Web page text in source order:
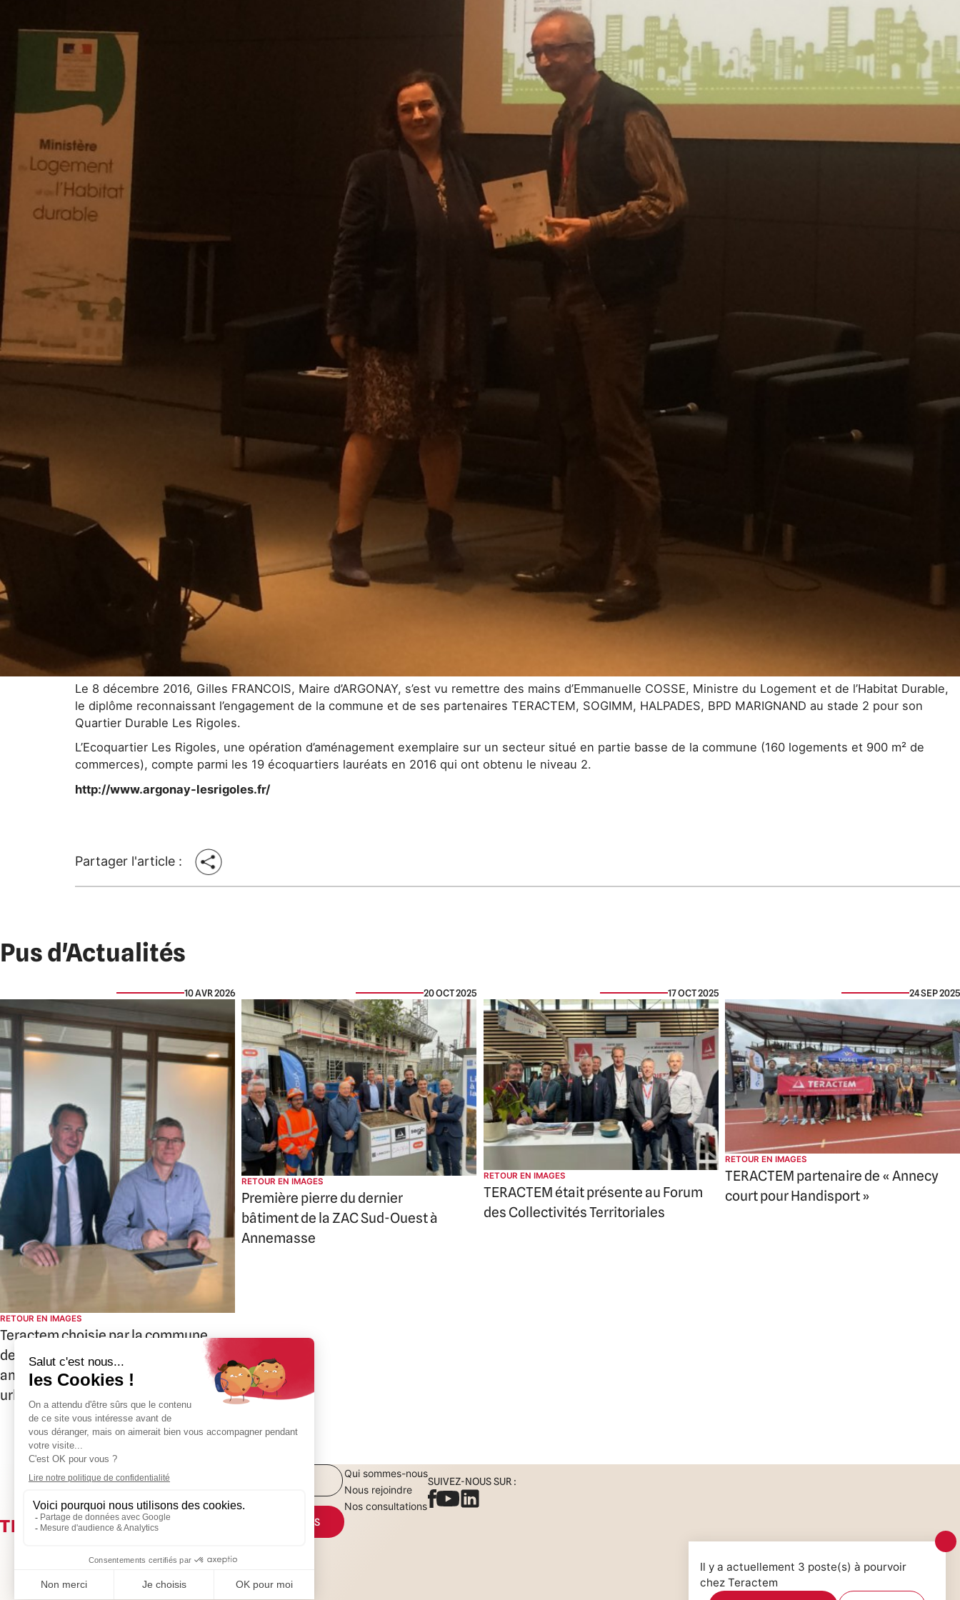
Le 8 décembre 2016, Gilles FRANCOIS, Maire d’ARGONAY, s’est vu remettre des mains d’Emmanuelle COSSE, Ministre du Logement et de l’Habitat Durable,
le diplôme reconnaissant l’engagement de la commune et de ses partenaires TERACTEM, SOGIMM, HALPADES, BPD MARIGNAND au stade 2 pour son
Quartier Durable Les Rigoles.
L’Ecoquartier Les Rigoles, une opération d’aménagement exemplaire sur un secteur situé en partie basse de la commune (160 logements et 900 m² de
commerces), compte parmi les 19 écoquartiers lauréats en 2016 qui ont obtenu le niveau 2.
http://www.argonay-lesrigoles.fr/
Partager l'article :
Pus d'Actualités
10 AVR 2026
RETOUR EN IMAGES
Teractem choisie par la commune
de Gaillard pour un projet
ambitieux de restructuration
urbaine
20 OCT 2025
RETOUR EN IMAGES
Première pierre du dernier
bâtiment de la ZAC Sud-Ouest à
Annemasse
17 OCT 2025
RETOUR EN IMAGES
TERACTEM était présente au Forum
des Collectivités Territoriales
24 SEP 2025
RETOUR EN IMAGES
TERACTEM partenaire de « Annecy
court pour Handisport »
Teractem
CS 40528
74014 ANNECY Cedex
+33(0)4 50 08 31
CONTACTEZ-NOUS
Qui sommes-nous
Nous rejoindre
Nos consultations
SUIVEZ-NOUS SUR :
Il y a actuellement 3 poste(s) à pourvoir
chez Teractem